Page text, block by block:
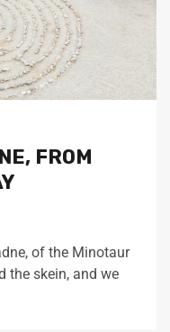
FROM
of the Minotaur
the skein, and we